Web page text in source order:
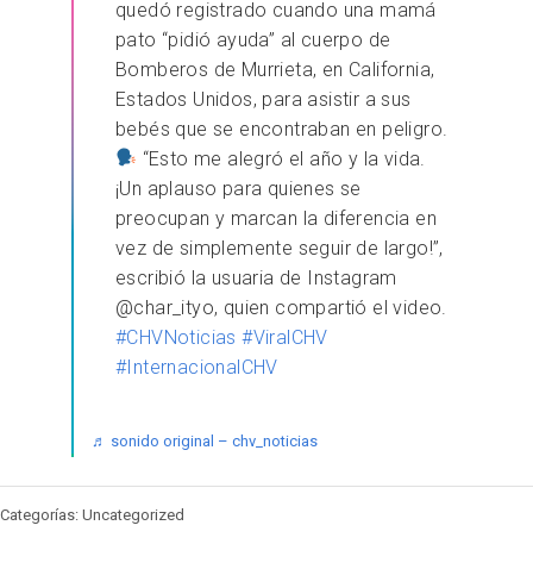
quedó registrado cuando una mamá
pato “pidió ayuda” al cuerpo de
Bomberos de Murrieta, en California,
Estados Unidos, para asistir a sus
bebés que se encontraban en peligro.
“Esto me alegró el año y la vida.
¡Un aplauso para quienes se
preocupan y marcan la diferencia en
vez de simplemente seguir de largo!”,
escribió la usuaria de Instagram
@char_ityo, quien compartió el video.
#CHVNoticias #ViralCHV
#InternacionalCHV
♬ sonido original – chv_noticias
Categorías: Uncategorized